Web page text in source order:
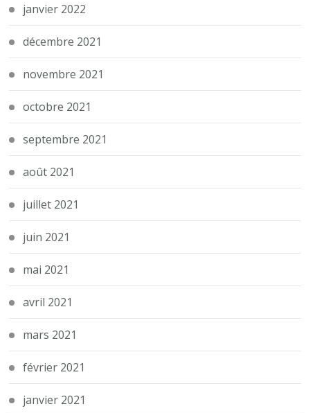
janvier 2022
décembre 2021
novembre 2021
octobre 2021
septembre 2021
août 2021
juillet 2021
juin 2021
mai 2021
avril 2021
mars 2021
février 2021
janvier 2021